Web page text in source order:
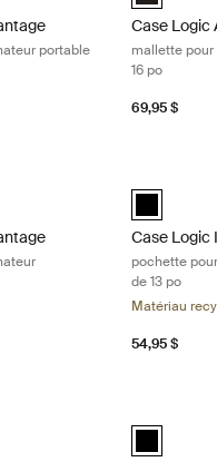
portable
Case Logic
mallette
16 po
69,95 $
17.3" Laptop Briefcase
black
Case Logic
pochette
de 13 po
Matériau
54,95 $
black